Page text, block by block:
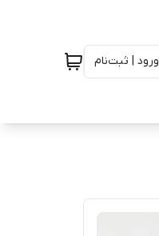
ورود | ثبت‌نام